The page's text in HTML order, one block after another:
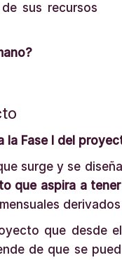
sus recursos
la Fase I del
surge y se
que aspira a
que desde
de que se